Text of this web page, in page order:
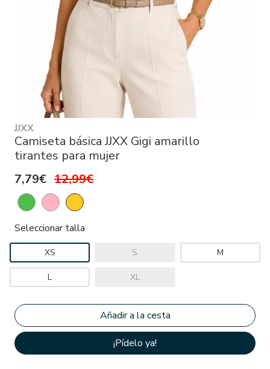
JJXX
Camiseta básica JJXX Gigi amarillo
tirantes para mujer
7,79€ 12,99€
Seleccionar talla
XS S M
L XL
¡Pídelo ya!